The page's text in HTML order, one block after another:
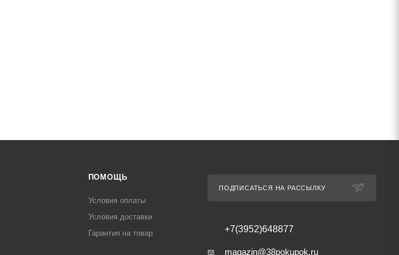
ПОМОЩЬ
Условия оплаты
Условия доставки
Гарантия на товар
ПОДПИСАТЬСЯ НА РАССЫЛКУ
+7(3952)648877
magazin@38pokupok.ru